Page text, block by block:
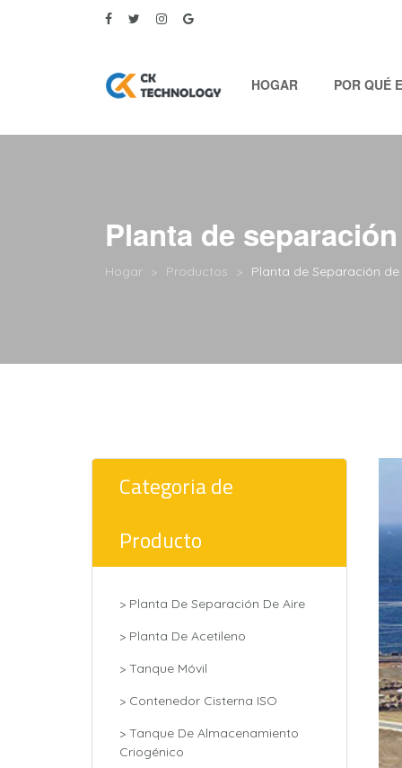
HOGAR POR QUÉ
Planta de
Hogar Productos Planta de Separación de
Categoria de
Producto
> Planta De Separación De Aire
> Planta De Acetileno
> Tanque Móvil
> Contenedor Cisterna ISO
> Tanque De Almacenamiento
Criogénico